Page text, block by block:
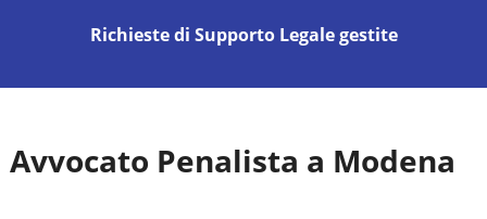
Richieste di Supporto Legale gestite
Avvocato Penalista a Modena